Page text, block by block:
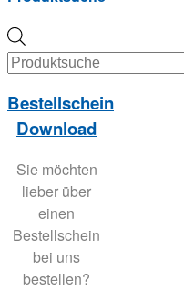
search
Bestellschein
Download
Sie möchten
lieber über
einen
Bestellschein
bei uns
bestellen?